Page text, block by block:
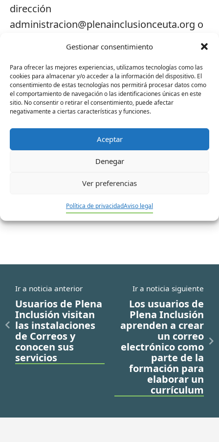
Gestionar consentimiento
Para ofrecer las mejores experiencias, utilizamos tecnologías como las
cookies para almacenar y/o acceder a la información del dispositivo. El
consentimiento de estas tecnologías nos permitirá procesar datos como
el comportamiento de navegación o las identificaciones únicas en este
sitio. No consentir o retirar el consentimiento, puede afectar
negativamente a ciertas características y funciones.
Aceptar
Denegar
Ver preferencias
Política de privacidadAviso legal
dirección
administracion@plenainclusionceuta.org o
presentarlo en sobre cerrado indicando en
Conductor/a” en la Administración de Plena
Inclusión, en la dirección arriba indicada.
Los interesados deberán enviar el
currículum antes del jueves 3 de marzo de
2016, para ambos casos.
No hay contenido relacionado.
Ir a noticia anterior
Usuarios de Plena
Inclusión visitan
las instalaciones
de Correos y
conocen sus
servicios
Ir a noticia siguiente
Los usuarios de
Plena Inclusión
aprenden a crear
un correo
electrónico como
parte de la
formación para
elaborar un
currículum